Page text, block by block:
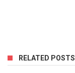
RELATED POSTS